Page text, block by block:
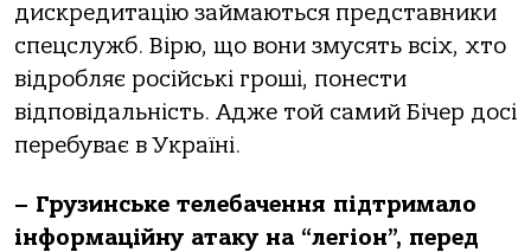
дискредитацію займаються представники
спецслужб. Вірю, що вони змусять всіх, хто
відробляє російські гроші, понести
відповідальність. Адже той самий Бічер досі
перебуває в Україні.
– Грузинське телебачення підтримало
інформаційну атаку на “легіон”, перед